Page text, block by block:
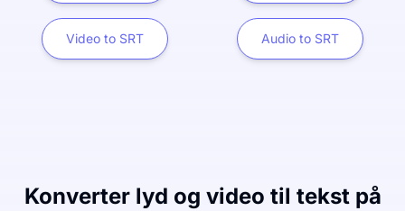
Video to SRT Audio to SRT
Konverter lyd og video til tekst på